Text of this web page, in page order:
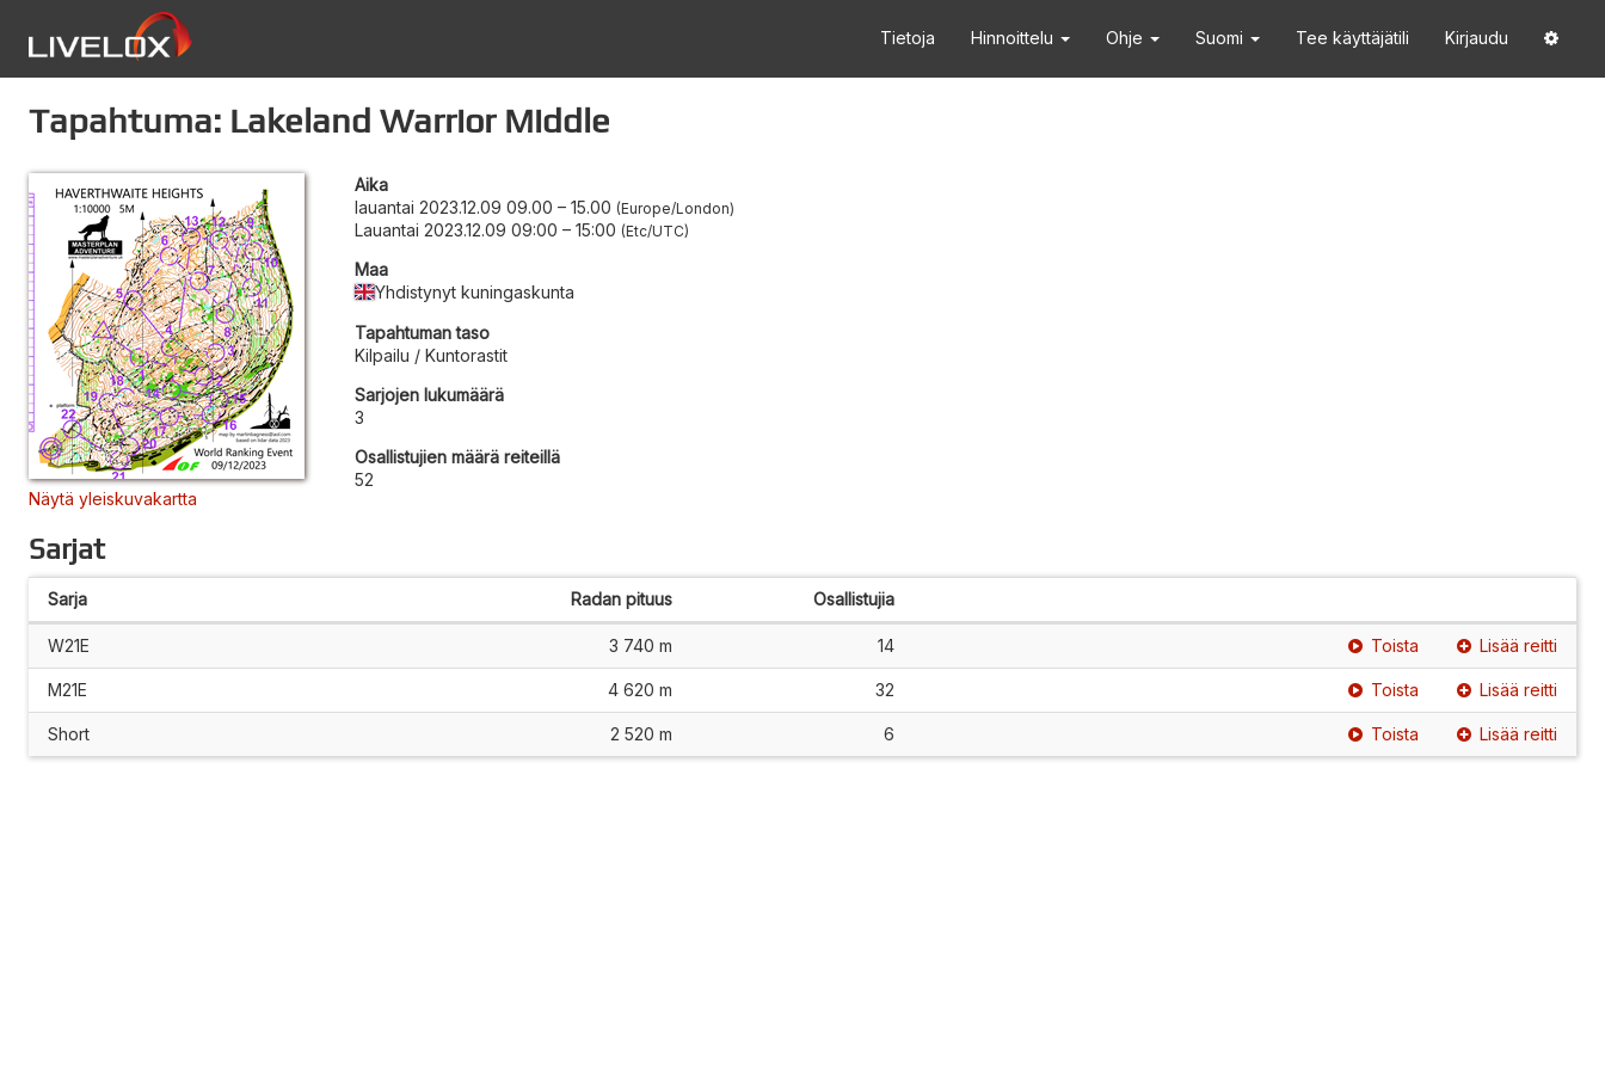
Tietoja Hinnoittelu Ohje Suomi Tee käyttäjätili Kirjaudu
Tapahtuma: Lakeland Warrior Middle
Näytä yleiskuvakartta
Aika
lauantai 2023.12.09 09.00 – 15.00 Europe/London
Lauantai 2023.12.09 09:00 – 15:00 Etc/UTC
Maa
Yhdistynyt kuningaskunta
Tapahtuman taso
Kilpailu / Kuntorastit
Sarjojen lukumäärä
3
Osallistujien määrä reiteillä
52
Sarjat
Sarja Radan pituus Osallistujia
W21E 3 740 m 14 Toista Lisää reitti
M21E 4 620 m 32 Toista Lisää reitti
Short 2 520 m 6 Toista Lisää reitti